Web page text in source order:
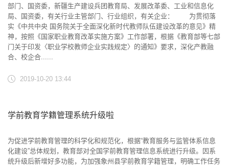
部门、国资委，新疆生产建设兵团教育局、发展改革委、工业和信息化
局、国资委，有关行业主管部门、行业组织，有关企业： 为贯彻落
实《中共中央 国务院关于全面深化新时代教师队伍建设改革的意见》精
神，按照《国家职业教育改革实施方案》工作部署，根据《教育部等七部
门关于印发〈职业学校教师企业实践规定〉的通知》要求，深化产教融
合、校企合......
2019-10-20 13:44
学前教育学籍管理系统升级啦
为促进学前教育管理的科学化和规范化，根据“教育服务与监管体系信息
化建设”总体规划，教育部对全国学前教育管理信息系统进行升级。因系
统升级后新增好多功能，为加强象州县学前教育学籍管理，明确工作任务